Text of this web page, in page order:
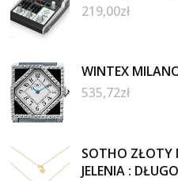
219,00zł
WINTEX
535,72zł
SOTHO ZŁOTY
JELENIA :